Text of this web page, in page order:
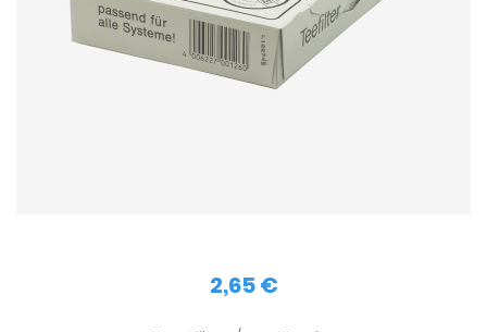
2,65 €